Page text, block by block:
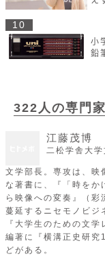
10
小
鉛
322人の専門
江藤茂博
二松学舎大
文学部長。専攻は、映
な著書に、『「時をか
ら映像への変奏』（彩
蔓延するニセモノビジ
『大学生のための文学
編著に『横溝正史研究
どがある。